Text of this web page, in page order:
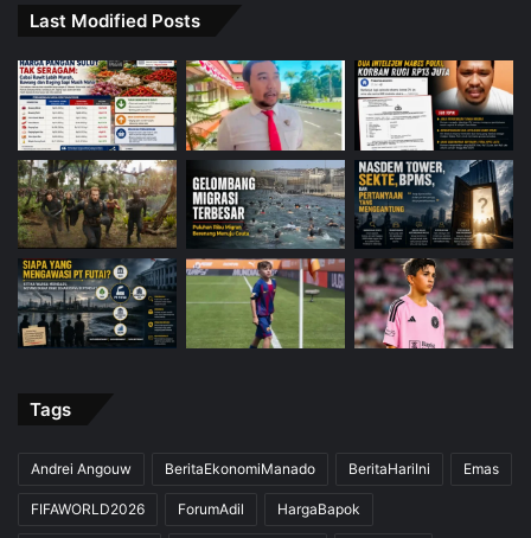
Last Modified Posts
Tags
Andrei Angouw BeritaEkonomiManado BeritaHariIni Emas
FIFAWORLD2026 ForumAdil HargaBapok